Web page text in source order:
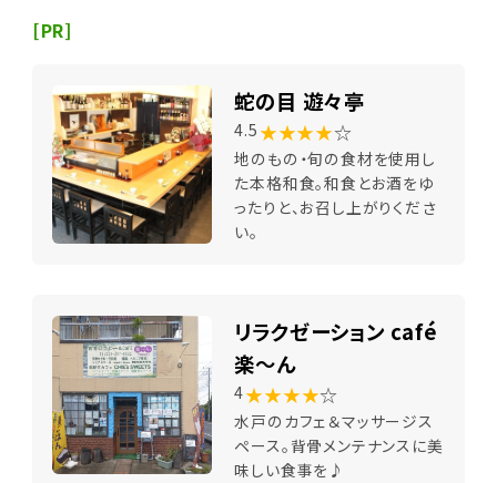
[PR]
蛇の目 遊々亭
4.5 ★★★★☆
地のもの・旬の食材を使用し
た本格和食。和食とお酒をゆ
ったりと、お召し上がりくださ
い。
リラクゼーション café
楽～ん
4★★★★☆
水戸のカフェ＆マッサージス
ペース。背骨メンテナンスに美
味しい食事を♪